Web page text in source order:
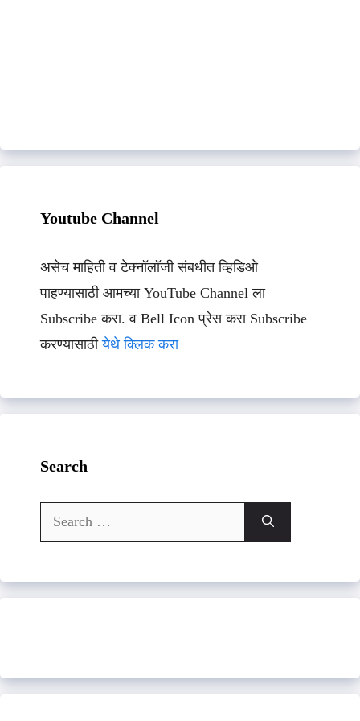
Youtube Channel
असेच माहिती व टेक्नॉलॉजी संबधीत व्हिडिओ
पाहण्यासाठी आमच्या YouTube Channel ला
Subscribe करा. व Bell Icon प्रेस करा Subscribe
करण्यासाठीयेथे क्लिक करा
Search
Search
for: